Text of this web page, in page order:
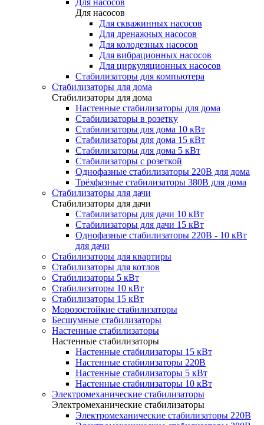
Для насосов
Для насосов
Для скважинных насосов
Для дренажных насосов
Для колодезных насосов
Для вибрационных насосов
Для циркуляционных насосов
Стабилизаторы для компьютера
Стабилизаторы для дома
Стабилизаторы для дома
Настенные стабилизаторы для дома
Стабилизаторы в розетку
Стабилизаторы для дома 10 кВт
Стабилизаторы для дома 15 кВт
Стабилизаторы для дома 5 кВт
Стабилизаторы с розеткой
Однофазные стабилизаторы 220В для дома
Трёхфазные стабилизаторы 380В для дома
Стабилизаторы для дачи
Стабилизаторы для дачи
Стабилизаторы для дачи 10 кВт
Стабилизаторы для дачи 15 кВт
Однофазные стабилизаторы 220В - 10 кВт
для дачи
Стабилизаторы для квартиры
Стабилизаторы для котлов
Стабилизаторы 5 кВт
Стабилизаторы 10 кВт
Стабилизаторы 15 кВт
Морозостойкие стабилизаторы
Бесшумные стабилизаторы
Настенные стабилизаторы
Настенные стабилизаторы
Настенные стабилизаторы 15 кВт
Настенные стабилизаторы 220В
Настенные стабилизаторы 5 кВт
Настенные стабилизаторы 10 кВт
Электромеханические стабилизаторы
Электромеханические стабилизаторы
Электромеханические стабилизаторы 220В